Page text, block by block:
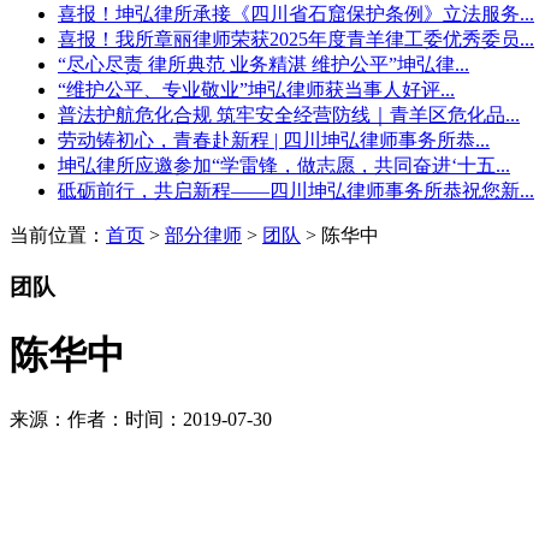
喜报！坤弘律所承接《四川省石窟保护条例》立法服务...
喜报！我所章丽律师荣获2025年度青羊律工委优秀委员...
“尽心尽责 律所典范 业务精湛 维护公平”坤弘律...
“维护公平、专业敬业”坤弘律师获当事人好评...
普法护航危化合规 筑牢安全经营防线｜青羊区危化品...
劳动铸初心，青春赴新程 | 四川坤弘律师事务所恭...
坤弘律所应邀参加“学雷锋，做志愿，共同奋进‘十五...
砥砺前行，共启新程——四川坤弘律师事务所恭祝您新...
当前位置： 首页 > 部分律师 > 团队 > 陈华中
团队
陈华中
来源： 作者： 时间：2019-07-30